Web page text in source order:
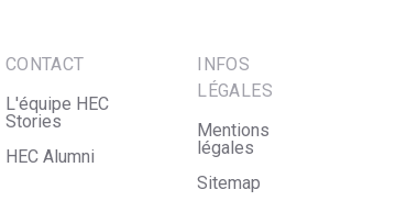
CONTACT
L'équipe HEC
Stories
HEC Alumni
INFOS
LÉGALES
Mentions
légales
Sitemap